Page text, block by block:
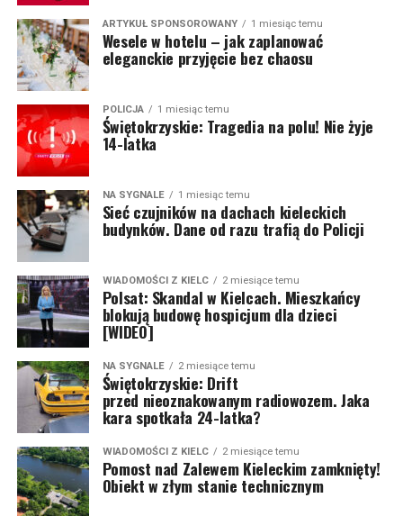
ARTYKUŁ SPONSOROWANY 1 miesiąc temu
Wesele w hotelu – jak zaplanować
eleganckie przyjęcie bez chaosu
POLICJA 1 miesiąc temu
Świętokrzyskie: Tragedia na polu! Nie żyje
14-latka
NA SYGNALE 1 miesiąc temu
Sieć czujników na dachach kieleckich
budynków. Dane od razu trafią do Policji
WIADOMOŚCI Z KIELC 2 miesiące temu
Polsat: Skandal w Kielcach. Mieszkańcy
blokują budowę hospicjum dla dzieci
[WIDEO]
NA SYGNALE 2 miesiące temu
Świętokrzyskie: Drift
przed nieoznakowanym radiowozem. Jaka
kara spotkała 24-latka?
WIADOMOŚCI Z KIELC 2 miesiące temu
Pomost nad Zalewem Kieleckim zamknięty!
Obiekt w złym stanie technicznym